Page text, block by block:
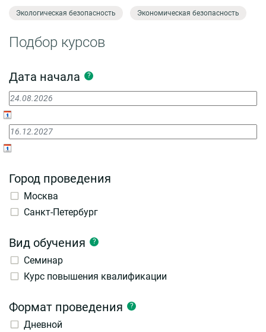
Экологическая безопасность Экономическая безопасность
Подбор курсов
Дата начала ?
Город проведения
Москва
Санкт-Петербург
Вид обучения ?
Семинар
Курс повышения квалификации
Формат проведения ?
Дневной